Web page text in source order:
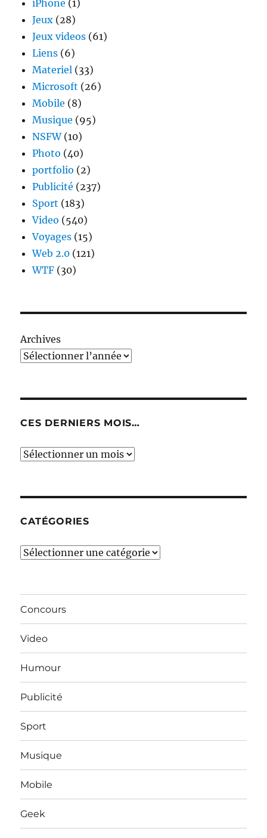
iPhone (1)
Jeux (28)
Jeux videos (61)
Liens (6)
Materiel (33)
Microsoft (26)
Mobile (8)
Musique (95)
NSFW(10)
Photo (40)
portfolio (2)
Publicité (237)
Sport (183)
Video (540)
Voyages (15)
Web 2.0 (121)
WTF (30)
Archives
CES DERNIERS MOIS…
Ces
CATÉGORIES
Catégories
Concours
Video
Humour
Publicité
Sport
Musique
Mobile
Geek